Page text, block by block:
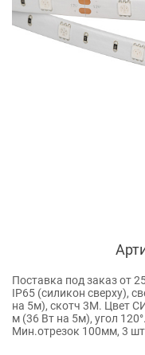
Поставка под заказ от
IP65 (силикон сверху),
на 5м), скотч 3М. Цвет
м (36 Вт на 5м), угол
Мин.отрезок 100мм, 3